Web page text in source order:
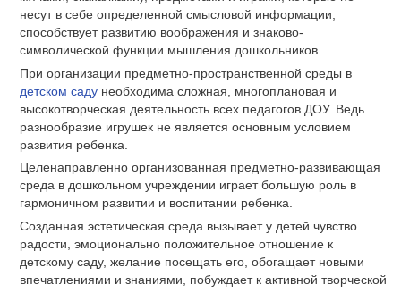
несут в себе определенной смысловой информации,
способствует развитию воображения и знаково-
символической функции мышления дошкольников.
При организации предметно-пространственной среды в
детском саду необходима сложная, многоплановая и
высокотворческая деятельность всех педагогов ДОУ. Ведь
разнообразие игрушек не является основным условием
развития ребенка.
Целенаправленно организованная предметно-развивающая
среда в дошкольном учреждении играет большую роль в
гармоничном развитии и воспитании ребенка.
Созданная эстетическая среда вызывает у детей чувство
радости, эмоционально положительное отношение к
детскому саду, желание посещать его, обогащает новыми
впечатлениями и знаниями, побуждает к активной творческой